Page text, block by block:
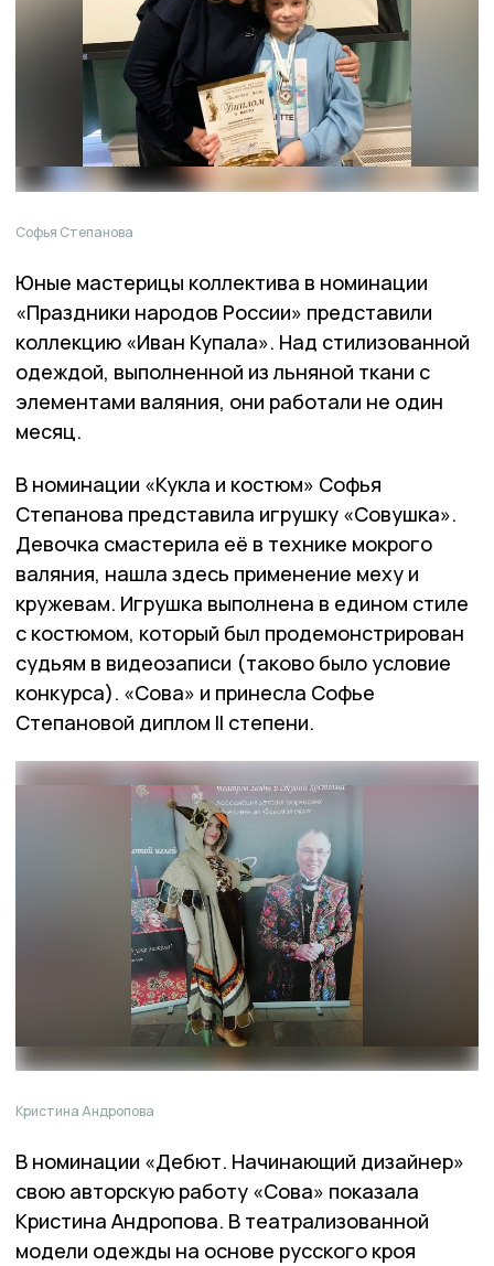
Софья Степанова
Юные мастерицы коллектива в номинации
«Праздники народов России» представили
коллекцию «Иван Купала». Над стилизованной
одеждой, выполненной из льняной ткани с
элементами валяния, они работали не один
месяц.
В номинации «Кукла и костюм» Софья
Степанова представила игрушку «Совушка».
Девочка смастерила её в технике мокрого
валяния, нашла здесь применение меху и
кружевам. Игрушка выполнена в едином стиле
с костюмом, который был продемонстрирован
судьям в видеозаписи (таково было условие
конкурса). «Сова» и принесла Софье
Степановой диплом II степени.
Кристина Андропова
В номинации «Дебют. Начинающий дизайнер»
свою авторскую работу «Сова» показала
Кристина Андропова. В театрализованной
модели одежды на основе русского кроя